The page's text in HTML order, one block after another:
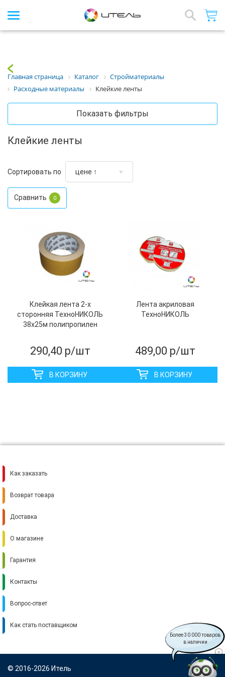
Более 30 000 товаров
в наличии
Array
Главная страница Каталог
Стройматериалы
Расходные материалы
Клейкие ленты
Показать фильтры
Клейкие ленты
Сортировать по
Сравнить 0
Клейкая лента 2-х
сторонняя ТехноНИКОЛЬ
38х25м полипропилен
290,40 р/шт
В КОРЗИНУ
Лента акриловая
ТехноНИКОЛЬ
489,00 р/шт
В КОРЗИНУ
Как заказать
Возврат товара
Доставка
О магазине
Гарантия
Контакты
Вопрос-ответ
Как стать поставщиком
© 2016-2026 Итель